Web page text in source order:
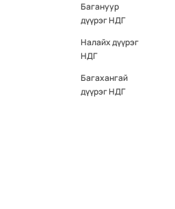
Багануур
дүүрэг НДГ
Налайх дүүрэг
НДГ
Багахангай
дүүрэг НДГ